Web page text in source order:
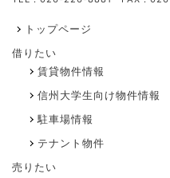
トップページ
借りたい
賃貸物件情報
信州大学生向け物件情報
駐車場情報
テナント物件
売りたい